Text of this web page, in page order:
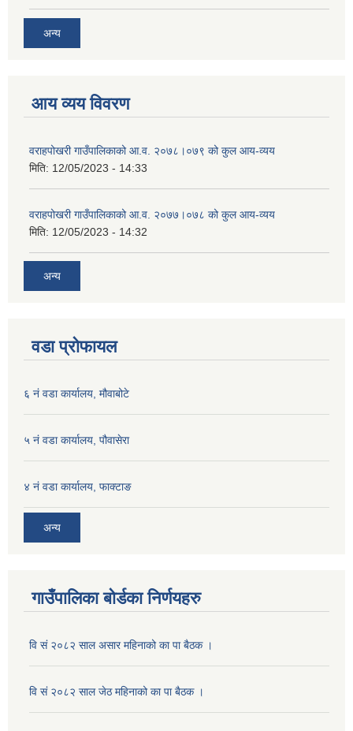
अन्य
आय व्यय विवरण
वराहपोखरी गाउँपालिकाको आ.व. २०७८।०७९ को कुल आय-व्यय
मिति: 12/05/2023 - 14:33
वराहपोखरी गाउँपालिकाको आ.व. २०७७।०७८ को कुल आय-व्यय
मिति: 12/05/2023 - 14:32
अन्य
वडा प्रोफायल
६ नं वडा कार्यालय, मौवाबोटे
५ नं वडा कार्यालय, पौवासेरा
४ नं वडा कार्यालय, फाक्टाङ
अन्य
गाउँपालिका बोर्डका निर्णयहरु
वि सं २०८२ साल असार महिनाको का पा बैठक ।
वि सं २०८२ साल जेठ महिनाको का पा बैठक ।